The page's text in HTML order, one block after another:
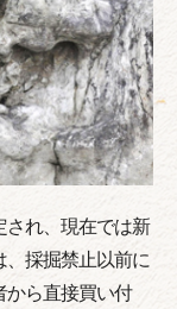
れ、現在では新
採掘禁止以前に
ら直接買い付